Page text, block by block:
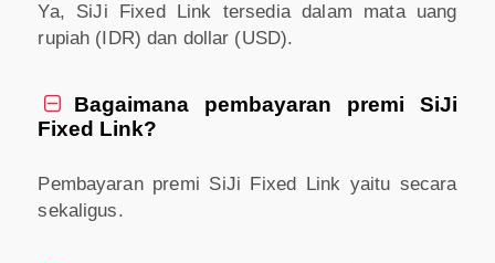
Ya, SiJi Fixed Link tersedia dalam mata uang
rupiah (IDR) dan dollar (USD).

Bagaimana pembayaran premi SiJi
Fixed Link?
Pembayaran premi SiJi Fixed Link yaitu secara
sekaligus.